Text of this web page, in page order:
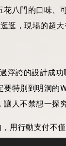
八門的口味、
逛，現場的超
浮誇的設計成
特別到明洞的
人不禁想一探究
用行動支付不